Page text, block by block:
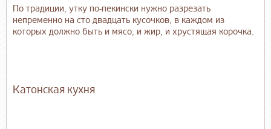
По традиции, утку по-пекински нужно разрезать
непременно на сто двадцать кусочков, в каждом из
которых должно быть и мясо, и жир, и хрустящая корочка.
Катонская кухня